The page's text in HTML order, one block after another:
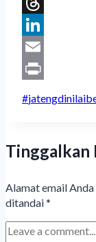
Threads
LinkedIn
Email
Post
#
Tinggalkan
Alamat email
ditandai*